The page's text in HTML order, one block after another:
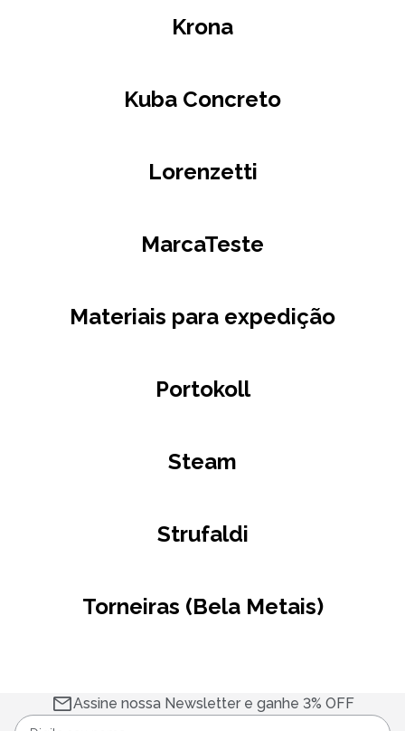
Krona
Kuba Concreto
Lorenzetti
MarcaTeste
Materiais para expedição
Portokoll
Steam
Strufaldi
Torneiras (Bela Metais)
Assine nossa Newsletter e ganhe 3% OFF